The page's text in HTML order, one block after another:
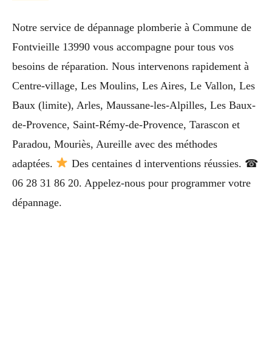
Notre service de dépannage plomberie à Commune de
Fontvieille 13990 vous accompagne pour tous vos
besoins de réparation. Nous intervenons rapidement à
Centre-village, Les Moulins, Les Aires, Le Vallon, Les
Baux (limite), Arles, Maussane-les-Alpilles, Les Baux-
de-Provence, Saint-Rémy-de-Provence, Tarascon et
Paradou, Mouriès, Aureille avec des méthodes
adaptées.
Des centaines d interventions réussies. ☎
06 28 31 86 20. Appelez-nous pour programmer votre
dépannage.